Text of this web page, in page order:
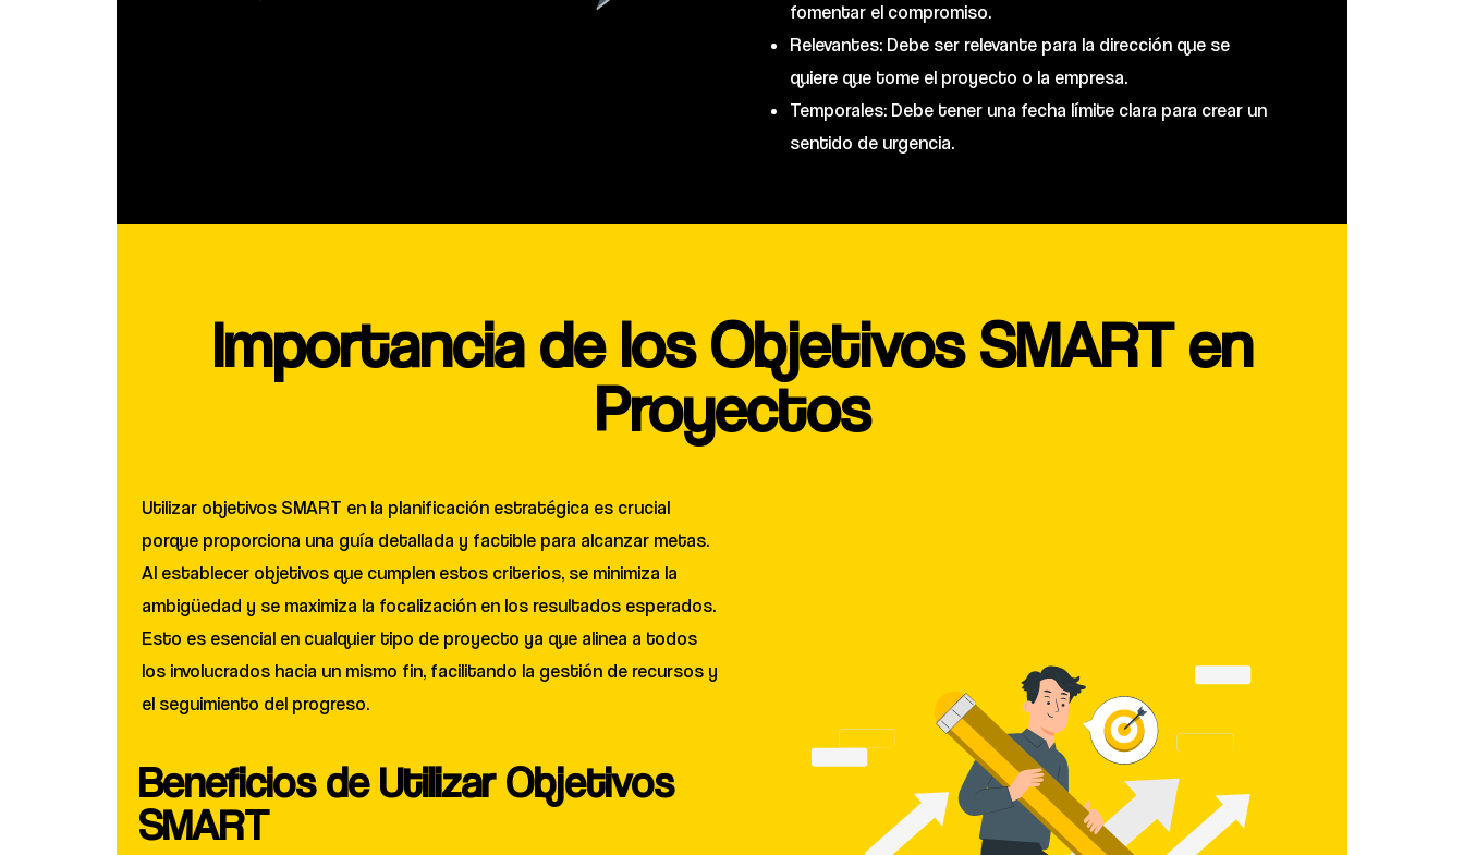
fomentar el compromiso.
Relevantes: Debe ser relevante para la dirección que se
quiere que tome el proyecto o la empresa.
Temporales: Debe tener una fecha límite clara para crear un
sentido de urgencia.
Importancia de los Objetivos SMART en
Proyectos
Utilizar objetivos SMART en la planificación estratégica es crucial
porque proporciona una guía detallada y factible para alcanzar metas.
Al establecer objetivos que cumplen estos criterios, se minimiza la
ambigüedad y se maximiza la focalización en los resultados esperados.
Esto es esencial en cualquier tipo de proyecto ya que alinea a todos
los involucrados hacia un mismo fin, facilitando la gestión de recursos y
el seguimiento del progreso.
Beneficios de Utilizar Objetivos
SMART